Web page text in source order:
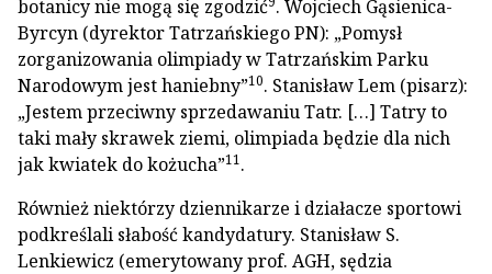
botanicy nie mogą się zgodzić . Wojciech Gąsienica-
Byrcyn (dyrektor Tatrzańskiego PN): „Pomysł
zorganizowania olimpiady w Tatrzańskim Parku
Narodowym jest haniebny”10. Stanisław Lem (pisarz):
„Jestem przeciwny sprzedawaniu Tatr. […] Tatry to
taki mały skrawek ziemi, olimpiada będzie dla nich
jak kwiatek do kożucha”11.
Również niektórzy dziennikarze i działacze sportowi
podkreślali słabość kandydatury. Stanisław S.
Lenkiewicz (emerytowany prof. AGH, sędzia